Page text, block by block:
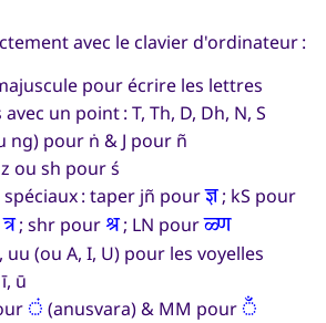
avec le clavier d'ordinateur :
pour écrire les lettres
un point : T, Th, D, Dh, N, S
ng) pour ṅ & J pour ñ
ou sh pour ś
: taper jñ pourज्ञ; kS pour
त्र; shr pour श्र; LN pourळ्ण
uu (ou A, I, U) pour les voyelles
ū
ं (anusvara) & MM pour ँ